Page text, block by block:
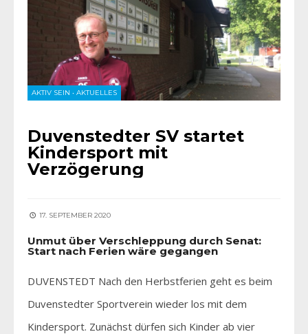
AKTIV SEIN • AKTUELLES
Duvenstedter SV startet
Kindersport mit
Verzögerung
17. SEPTEMBER 2020
Unmut über Verschleppung durch Senat:
Start nach Ferien wäre gegangen
DUVENSTEDT Nach den Herbstferien geht es beim
Duvenstedter Sportverein wieder los mit dem
Kindersport. Zunächst dürfen sich Kinder ab vier